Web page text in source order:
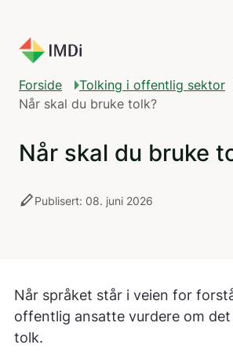
Forside
Tolking i offentlig sektor
Når skal du bruke tolk?
Når skal du bruke
stylusPublisert: 08. juni 2026
Når språket står i veien for
offentlig ansatte vurdere om
tolk.